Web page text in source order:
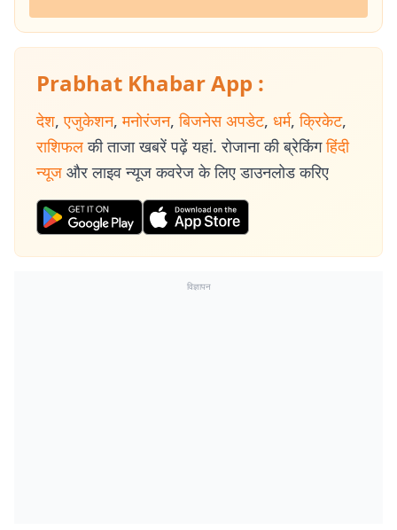
Prabhat Khabar App :
देश, एजुकेशन, मनोरंजन, बिजनेस अपडेट, धर्म, क्रिकेट,
राशिफल की ताजा खबरें पढ़ें यहां. रोजाना की ब्रेकिंग हिंदी
न्यूज और लाइव न्यूज कवरेज के लिए डाउनलोड करिए
विज्ञापन